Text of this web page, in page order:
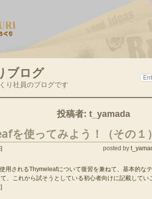
ブログ
り社員のブログです
投稿者: t_yamada
を使ってみよう！（その１）
posted by
用されるThymeleafについて復習を兼ねて、基本的な
、これから試そうとしている初心者向けに記載してい